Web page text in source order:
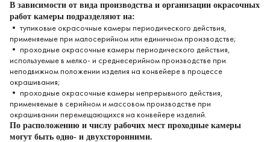
В зависимости от вида производства и организации окрасочных
ра­бот камеры подразделяют на:
• тупиковые окрасочные камеры периодического действия,
применяемые при малосерий­ном или единичном производстве;
• проходные окрасочные камеры периодического действия,
используемые в мелко- и сред­несерийном производстве при
неподвижном положении изделия на конвейере в процессе
окрашивания;
• проходные окрасочные камеры непрерывного действия,
применяемые в серийном и массовом производстве при
окрашивании перемещающихся на кон­вейере изделий.
По расположению и числу рабочих мест проходные камеры
могут быть одно- и двухсторонними.